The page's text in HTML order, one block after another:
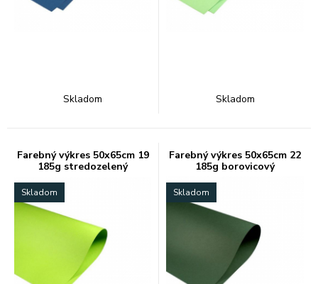
Skladom Skladom
Farebný výkres 50x65cm 19
185g stredozelený
Skladom
Farebný výkres 50x65cm 22
185g borovicový
Skladom